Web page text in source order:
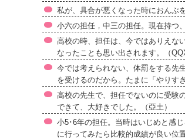
私が、具合が悪くなった時におんぶ
小六の担任，中三の担任。現在持つ
高校の時、担任は、今ではありえな
なったことも思い出されます。（
今では考えられない、体罰をする先
を受けるのだから。たまに「やりす
高校の先生で、担任でないのに受験
できて、大好きでした。（亞土）
小5･6年の担任。当時はいじめと感
に行ってみたら比較的成績が良い位